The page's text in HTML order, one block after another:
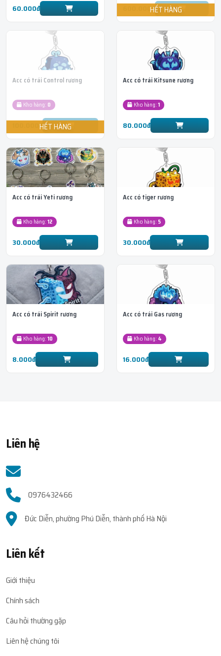
60.000đ 600.000đ
Acc có trái Control rương
Kho hàng: 0
100.000đ
Acc có trái Kitsune rương
Kho hàng:1
80.000đ
Acc có trái Yeti rương
Kho hàng:12
30.000đ
Acc có tiger rương
Kho hàng: 5
30.000đ
Acc có trái Spirit rương
Kho hàng:10
8.000đ
Acc có trái Gas rương
Kho hàng: 4
16.000đ
Liên hệ
0976432466
Đức Diễn, phường Phú Diễn, thành phố Hà Nội
Liên kết
Giới thiệu
Chính sách
Câu hỏi thường gặp
Liên hệ chúng tôi